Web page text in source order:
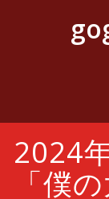
キ
2024
「僕